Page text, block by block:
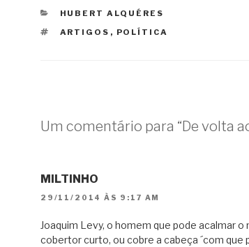
CATEGORIAS
HUBERT ALQUÉRES
TAGS
ARTIGOS , POLÍTICA
Um comentário para “De volta
MILTINHO
29/11/2014 ÀS 9:17 AM
Joaquim Levy, o homem que pode acalmar
cobertor curto, ou cobre a cabeça ´com que